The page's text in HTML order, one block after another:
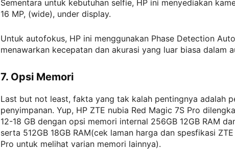
Sementara untuk kebutuhan selfie, HP ini menyediakan
16 MP, (wide), under display.
Untuk autofokus, HP ini menggunakan Phase Detection
menawarkan kecepatan dan akurasi yang luar biasa dalam
7. Opsi Memori
Last but not least, fakta yang tak kalah pentingnya adalah
penyimpanan. Yup, HP ZTE nubia Red Magic 7S Pro
12-18 GB dengan opsi memori internal 256GB 12GB RAM
serta 512GB 18GB RAM(cek laman harga dan spesfikasi
Pro untuk melihat varian memori lainnya).